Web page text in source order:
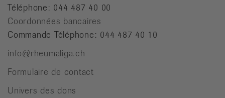
Téléphone: 044 487 40 00
Coordonnées bancaires
Commande Téléphone: 044 487 40 10
info@rheumaliga.ch
Formulaire de contact
Univers des dons